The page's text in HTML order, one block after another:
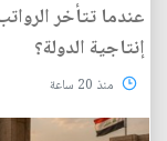
عندما تتأخر
إنتاجية الدولة؟
منذ 20 ساعة